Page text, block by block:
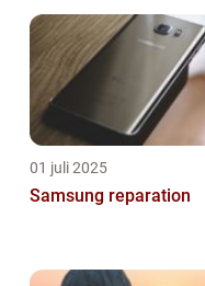
01 juli 2025
Samsung reparation